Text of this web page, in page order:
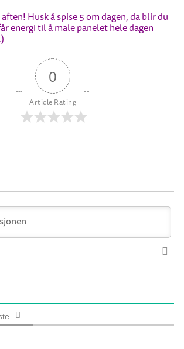
Husk å spise 5 om dagen, da blir du
energi til å male panelet hele dagen
0
Article Rating